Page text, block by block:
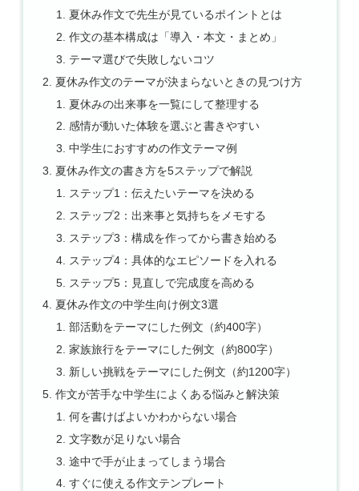
夏休み作文で先生が見ているポイントとは
作文の基本構成は「導入・本文・まとめ」
テーマ選びで失敗しないコツ
夏休み作文のテーマが決まらないときの見つけ方
夏休みの出来事を一覧にして整理する
感情が動いた体験を選ぶと書きやすい
中学生におすすめの作文テーマ例
夏休み作文の書き方を5ステップで解説
ステップ1：伝えたいテーマを決める
ステップ2：出来事と気持ちをメモする
ステップ3：構成を作ってから書き始める
ステップ4：具体的なエピソードを入れる
ステップ5：見直しで完成度を高める
夏休み作文の中学生向け例文3選
部活動をテーマにした例文（約400字）
家族旅行をテーマにした例文（約800字）
新しい挑戦をテーマにした例文（約1200字）
作文が苦手な中学生によくある悩みと解決策
何を書けばよいかわからない場合
文字数が足りない場合
途中で手が止まってしまう場合
すぐに使える作文テンプレート